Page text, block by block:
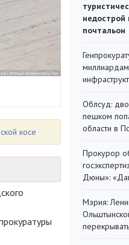
косе
недострой
почтальон
Облсуд:
пешком
области в
Прокурор
Дюны»:
Мэрия: